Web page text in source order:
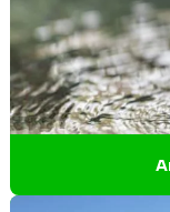
Empresas
Empresas de
Empresas de
Empresas de
Empresas que